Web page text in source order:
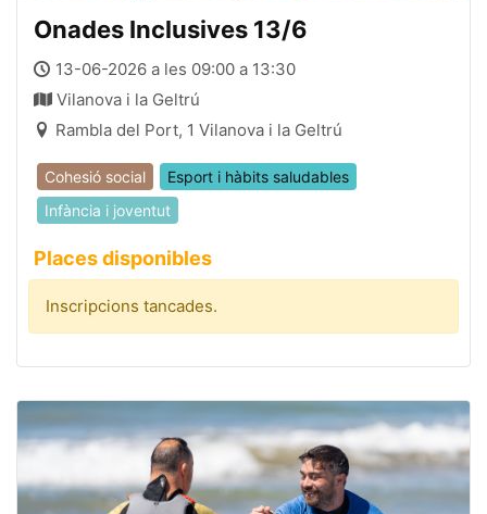
Onades Inclusives 13/6
13-06-2026 a les 09:00 a 13:30
Vilanova i la Geltrú
Rambla del Port, 1 Vilanova i la Geltrú
Cohesió social
Esport i hàbits saludables
Infància i joventut
Places disponibles
Inscripcions tancades.